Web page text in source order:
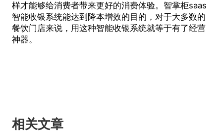
样才能够给消费者带来更好的消费体验。智掌柜saas
智能收银系统能达到降本增效的目的，对于大多数的
餐饮门店来说，用这种智能收银系统就等于有了经营
神器。
相关文章